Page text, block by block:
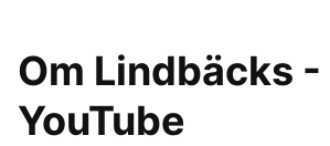
Om Lindbäcks -
YouTube